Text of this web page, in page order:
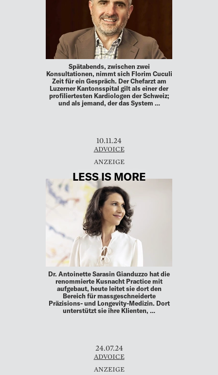
Spätabends, zwischen zwei
Konsultationen, nimmt sich Florim Cuculi
Zeit für ein Gespräch. Der Chefarzt am
Luzerner Kantonsspital gilt als einer der
profiliertesten Kardiologen der Schweiz;
und als jemand, der das System …
10.11.24
ADVOICE
LESS IS MORE
Dr. Antoinette Sarasin Gianduzzo hat die
renommierte Kusnacht Practice mit
aufgebaut, heute leitet sie dort den
Bereich für massgeschneiderte
Präzisions- und Longevity-Medizin. Dort
unterstützt sie ihre Klienten, …
24.07.24
ADVOICE